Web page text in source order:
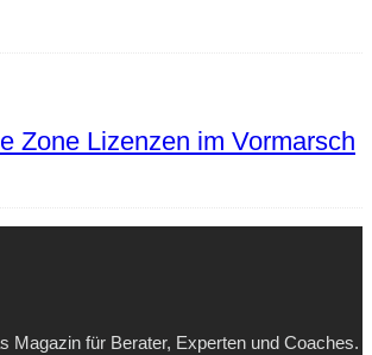
Zone Lizenzen im Vormarsch
Magazin für Berater, Experten und Coaches.